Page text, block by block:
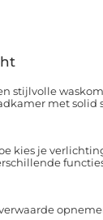
stijlvolle waskom
met solid
kies je